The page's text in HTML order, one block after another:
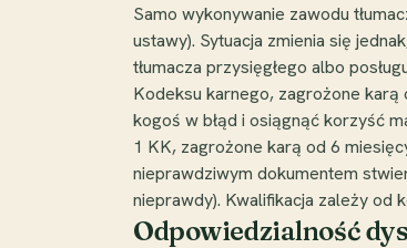
Samo wykonywanie zawodu
ustawy). Sytuacja zmienia się
tłumacza przysięgłego albo
Kodeksu karnego, zagrożone karą
kogoś w błąd i osiągnąć korzyść
1 KK, zagrożone karą od 6
nieprawdziwym dokumentem
nieprawdy). Kwalifikacja zależy od
Odpowiedzialność